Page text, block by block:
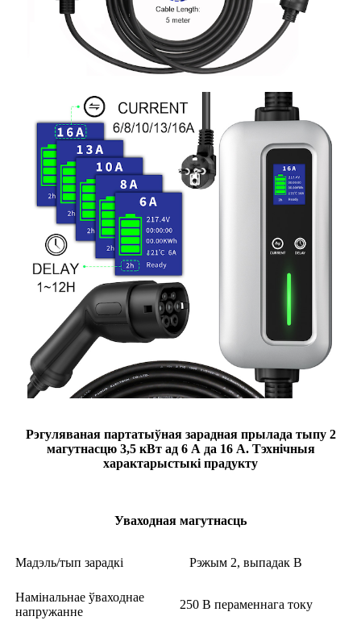
Рэгуляваная партатыўная зарадная прылада тыпу 2
магутнасцю 3,5 кВт ад 6 А да 16 А. Тэхнічныя
характарыстыкі прадукту
Уваходная магутнасць
Мадэль/тып зарадкі Рэжым 2, выпадак B
Намінальнае ўваходнае
напружанне
250 В пераменнага току